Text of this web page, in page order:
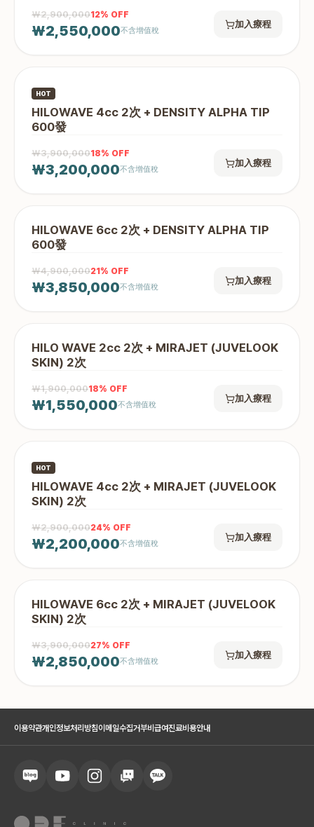
₩2,900,00012% OFF
₩2,550,000不含增值稅
加入療程
HOT
HILOWAVE 4cc 2次 + DENSITY ALPHA TIP
600發
₩3,900,00018% OFF
₩3,200,000不含增值稅
加入療程
HILOWAVE 6cc 2次 + DENSITY ALPHA TIP
600發
₩4,900,00021% OFF
₩3,850,000不含增值稅
加入療程
HILO WAVE 2cc 2次 + MIRAJET (JUVELOOK
SKIN) 2次
₩1,900,00018% OFF
₩1,550,000不含增值稅
加入療程
HOT
HILOWAVE 4cc 2次 + MIRAJET (JUVELOOK
SKIN) 2次
₩2,900,00024% OFF
₩2,200,000不含增值稅
加入療程
HILOWAVE 6cc 2次 + MIRAJET (JUVELOOK
SKIN) 2次
₩3,900,00027% OFF
₩2,850,000不含增值稅
加入療程
이용약관개인정보처리방침이메일수집거부비급여진료비용안내